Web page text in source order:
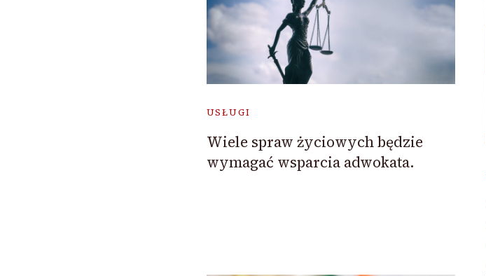
USŁUGI
Wiele spraw życiowych będzie
wymagać wsparcia adwokata.